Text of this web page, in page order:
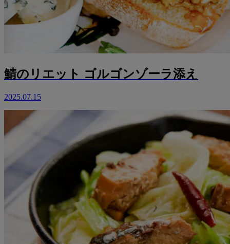
鯖のリエット ゴルゴンゾーラ添え
2025.07.15